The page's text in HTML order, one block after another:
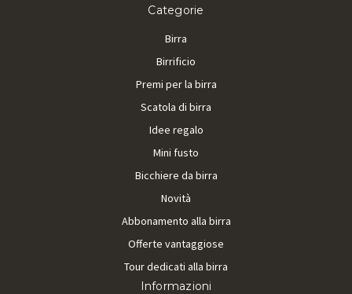
Categorie
Birra
Birrificio
Premi per la birra
Scatola di birra
Idee regalo
Mini fusto
Bicchiere da birra
Novità
Abbonamento alla birra
Offerte vantaggiose
Tour dedicati alla birra
Informazioni